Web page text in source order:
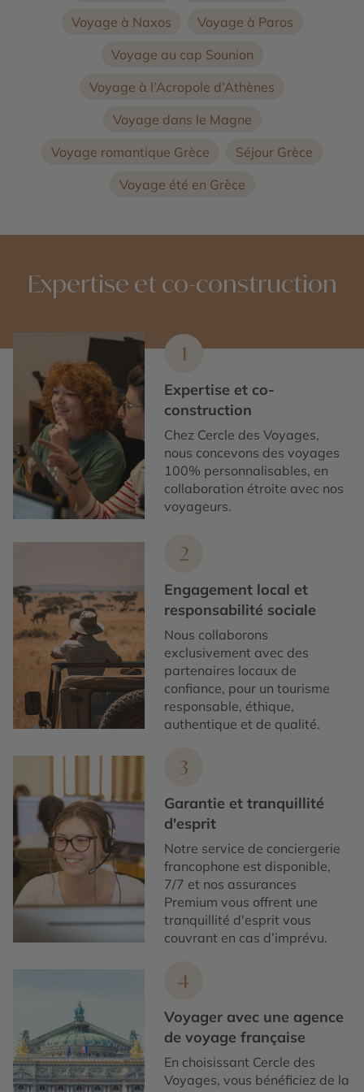
Voyage à Naxos
Voyage à Paros
Voyage au cap Sounion
Voyage à l’Acropole d’Athènes
Voyage dans le Magne
Voyage romantique Grèce
Séjour Grèce
Voyage été en Grèce
Expertise et co-construction
1
Expertise et co-
construction
Chez Cercle des Voyages,
nous concevons des voyages
100% personnalisables, en
collaboration étroite avec nos
voyageurs.
2
Engagement local et
responsabilité sociale
Nous collaborons
exclusivement avec des
partenaires locaux de
confiance, pour un tourisme
responsable, éthique,
authentique et de qualité.
3
Garantie et tranquillité
d'esprit
Notre service de conciergerie
francophone est disponible,
7/7 et nos assurances
Premium vous offrent une
tranquillité d'esprit vous
couvrant en cas d’imprévu.
4
Voyager avec une agence
de voyage française
En choisissant Cercle des
Voyages, vous bénéficiez de la